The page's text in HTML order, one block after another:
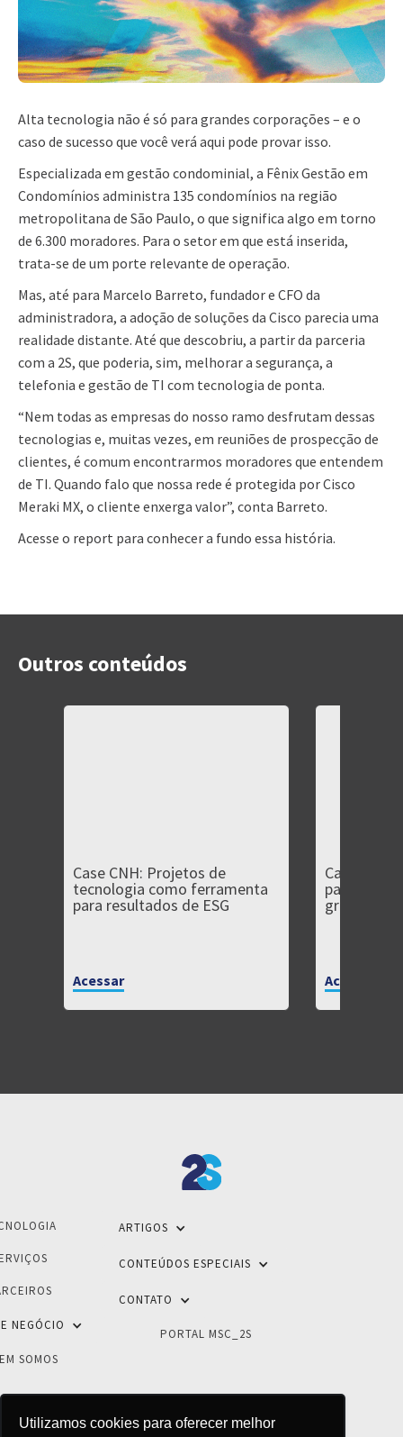
Utilizamos cookies para oferecer melhor
Alta tecnologia não é só para grandes corporações – e o
caso de sucesso que você verá aqui pode provar isso.
Especializada em gestão condominial, a Fênix Gestão em
Condomínios administra 135 condomínios na região
metropolitana de São Paulo, o que significa algo em torno
de 6.300 moradores. Para o setor em que está inserida,
trata-se de um porte relevante de operação.
Mas, até para Marcelo Barreto, fundador e CFO da
administradora, a adoção de soluções da Cisco parecia uma
realidade distante. Até que descobriu, a partir da parceria
com a 2S, que poderia, sim, melhorar a segurança, a
telefonia e gestão de TI com tecnologia de ponta.
“Nem todas as empresas do nosso ramo desfrutam dessas
tecnologias e, muitas vezes, em reuniões de prospecção de
clientes, é comum encontrarmos moradores que entendem
de TI. Quando falo que nossa rede é protegida por Cisco
Meraki MX, o cliente enxerga valor”, conta Barreto.
Acesse o report para conhecer a fundo essa história.
Outros conteúdos
Case CNH: Projetos de
tecnologia como ferramenta
para resultados de ESG
Acessar
Case
para
grande
Acessar
NEGÓCIO
SOMOS
ARTIGOS
CONTEÚDOS ESPECIAIS
CONTATO
PORTAL MSC_2S